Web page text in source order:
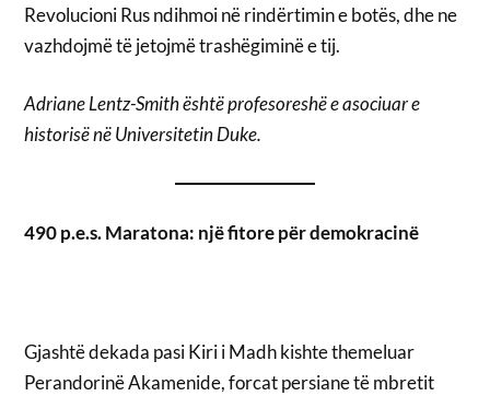
Revolucioni Rus ndihmoi në rindërtimin e botës, dhe ne
vazhdojmë të jetojmë trashëgiminë e tij.
Adriane Lentz-Smith është profesoreshë e asociuar e
historisë në Universitetin Duke.
490 p.e.s. Maratona: një fitore për demokracinë
Gjashtë dekada pasi Kiri i Madh kishte themeluar
Perandorinë Akamenide, forcat persiane të mbretit